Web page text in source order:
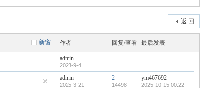
返 回
新窗 作者 回复/查看 最后发表
admin
2023-9-4
admin
2025-3-21
2
14498
ym467692
2025-10-15 00:22